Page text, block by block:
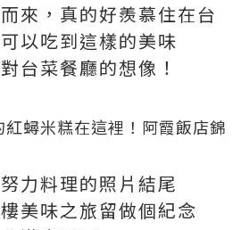
來，真的好羨慕住在台
以吃到這樣的美味
台菜餐廳的想像！
力料理的照片結尾
美味之旅留做個紀念